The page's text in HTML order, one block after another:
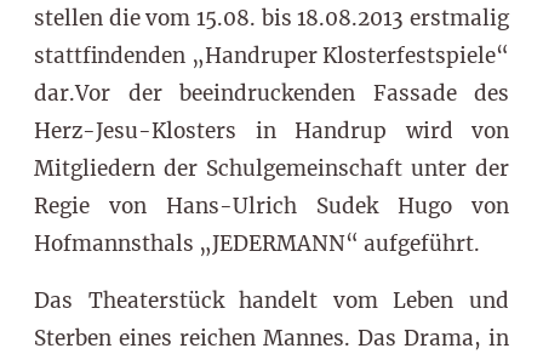
stellen die vom 15.08. bis 18.08.2013 erstmalig
stattfindenden „Handruper Klosterfestspiele“
dar.Vor der beeindruckenden Fassade des
Herz-Jesu-Klosters in Handrup wird von
Mitgliedern der Schulgemeinschaft unter der
Regie von Hans-Ulrich Sudek Hugo von
Hofmannsthals „JEDERMANN“ aufgeführt.
Das Theaterstück handelt vom Leben und
Sterben eines reichen Mannes. Das Drama, in